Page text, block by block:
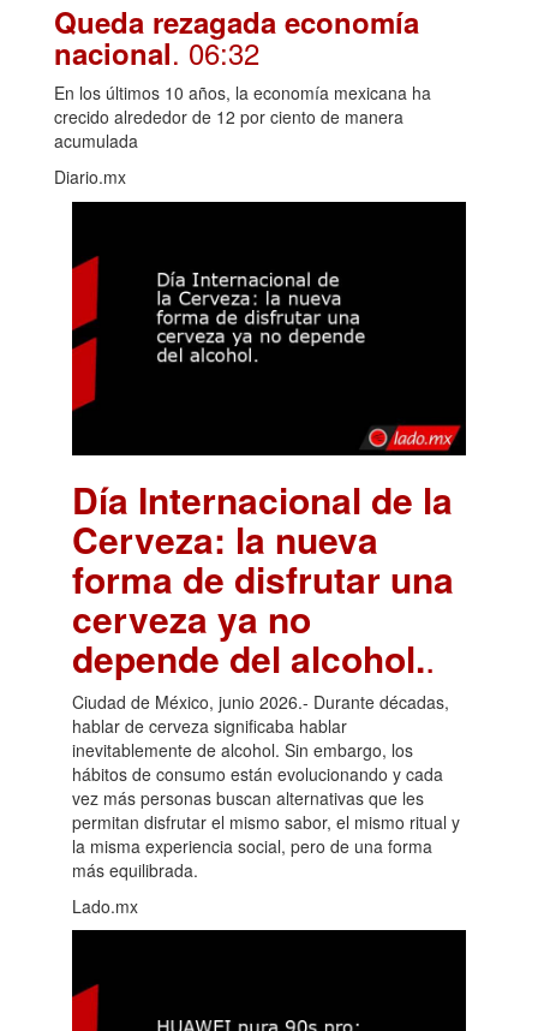
Queda rezagada economía
nacional. 06:32
En los últimos 10 años, la economía mexicana ha
crecido alrededor de 12 por ciento de manera
acumulada
Diario.mx
Día Internacional de la
Cerveza: la nueva
forma de disfrutar una
cerveza ya no
depende del alcohol..
Ciudad de México, junio 2026.- Durante décadas,
hablar de cerveza significaba hablar
inevitablemente de alcohol. Sin embargo, los
hábitos de consumo están evolucionando y cada
vez más personas buscan alternativas que les
permitan disfrutar el mismo sabor, el mismo ritual y
la misma experiencia social, pero de una forma
más equilibrada.
Lado.mx